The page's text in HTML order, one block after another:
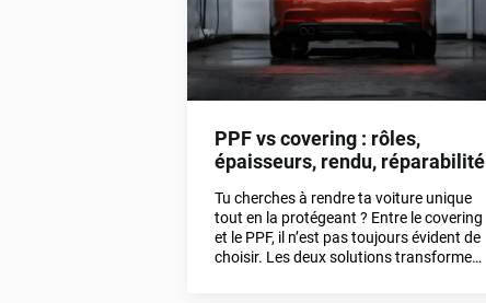
PPF vs covering : rôles,
épaisseurs, rendu, réparabilité
Tu cherches à rendre ta voiture unique
tout en la protégeant ? Entre le covering
et le PPF, il n’est pas toujours évident de
choisir. Les deux solutions transforment